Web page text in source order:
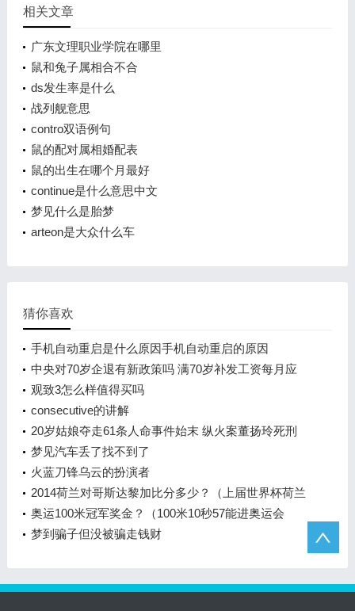
相关文章
广东文理职业学院在哪里
鼠和兔子属相合不合
ds发生率是什么
战列舰意思
contro双语例句
鼠的配对属相婚配表
鼠的出生在哪个月最好
continue是什么意思中文
梦见什么是胎梦
arteon是大众什么车
猜你喜欢
手机自动重启是什么原因手机自动重启的原因
中央对70岁企退有新政策吗 满70岁补发工资每月应
补多少钱
观致3怎么样值得买吗
consecutive的讲解
20岁姑娘夺走61条人命事件始末 纵火案董扬玲死刑
在哪里处理死刑吗
梦见汽车丢了找不到了
火蓝刀锋乌云的扮演者
2014荷兰对哥斯达黎加比分多少？（上届世界杯荷兰
队的成绩？）
奥运100米冠军奖金？（100米10秒57能进奥运会
吗？）
梦到骗子但没被骗走钱财